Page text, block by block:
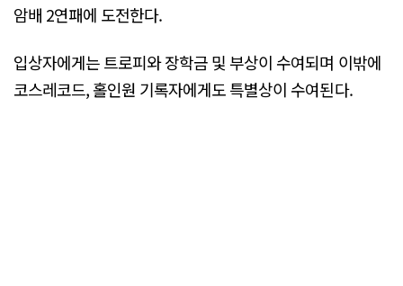
암배 2연패에 도전한다.
입상자에게는 트로피와 장학금 및 부상이 수여되며 이밖에
코스레코드, 홀인원 기록자에게도 특별상이 수여된다.